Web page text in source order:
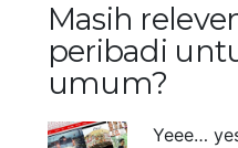
Masih
peribadi
umum?
Yeee…